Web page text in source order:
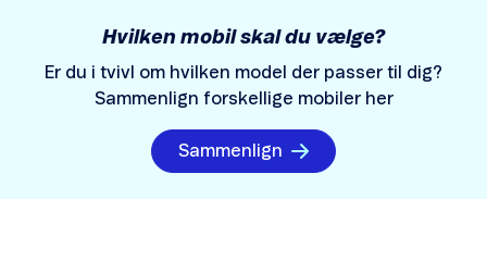
Hvilken mobil skal du vælge?
Er du i tvivl om hvilken model der passer til dig?
Sammenlign forskellige mobiler her
Sammenlign